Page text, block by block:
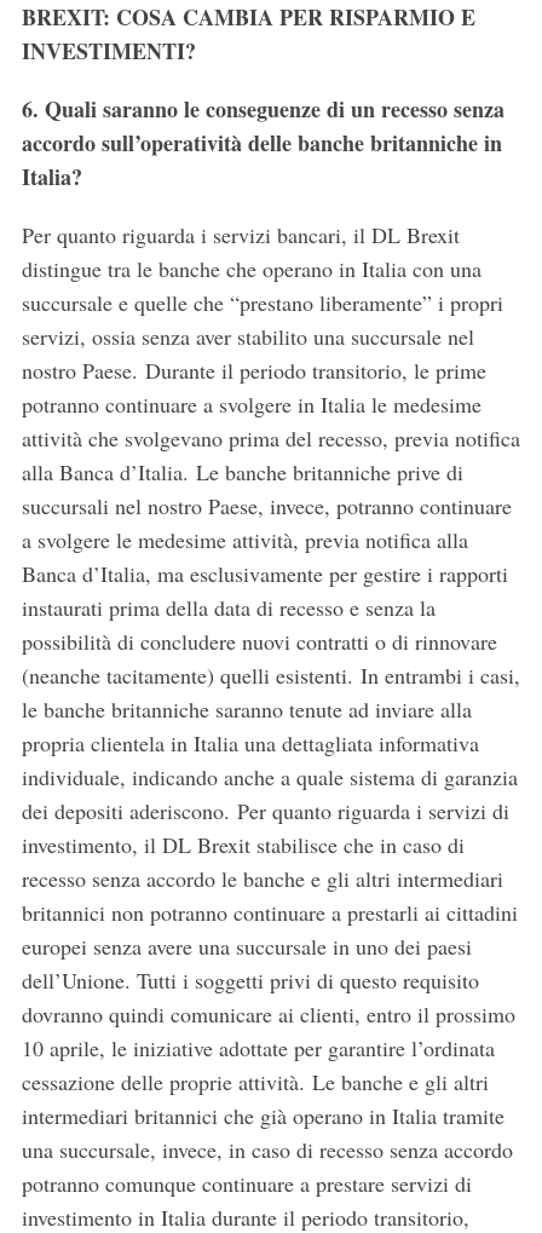
BREXIT: COSA CAMBIA PER RISPARMIO E
INVESTIMENTI?
6. Quali saranno le conseguenze di un recesso senza
accordo sull’operatività delle banche britanniche in
Italia?
Per quanto riguarda i servizi bancari, il DL Brexit
distingue tra le banche che operano in Italia con una
succursale e quelle che “prestano liberamente” i propri
servizi, ossia senza aver stabilito una succursale nel
nostro Paese. Durante il periodo transitorio, le prime
potranno continuare a svolgere in Italia le medesime
attività che svolgevano prima del recesso, previa notifica
alla Banca d’Italia. Le banche britanniche prive di
succursali nel nostro Paese, invece, potranno continuare
a svolgere le medesime attività, previa notifica alla
Banca d’Italia, ma esclusivamente per gestire i rapporti
instaurati prima della data di recesso e senza la
possibilità di concludere nuovi contratti o di rinnovare
(neanche tacitamente) quelli esistenti. In entrambi i casi,
le banche britanniche saranno tenute ad inviare alla
propria clientela in Italia una dettagliata informativa
individuale, indicando anche a quale sistema di garanzia
dei depositi aderiscono. Per quanto riguarda i servizi di
investimento, il DL Brexit stabilisce che in caso di
recesso senza accordo le banche e gli altri intermediari
britannici non potranno continuare a prestarli ai cittadini
europei senza avere una succursale in uno dei paesi
dell’Unione. Tutti i soggetti privi di questo requisito
dovranno quindi comunicare ai clienti, entro il prossimo
10 aprile, le iniziative adottate per garantire l’ordinata
cessazione delle proprie attività. Le banche e gli altri
intermediari britannici che già operano in Italia tramite
una succursale, invece, in caso di recesso senza accordo
potranno comunque continuare a prestare servizi di
investimento in Italia durante il periodo transitorio,
S
a
r
c
h
o
r
: